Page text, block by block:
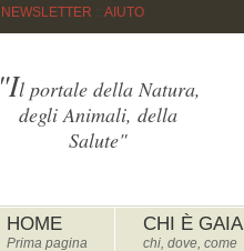
NEWSLETTER AIUTO
HOME
Prima pagina
CHI È GAIA
chi, dove, come
"Il portale della Natura,
degli Animali, della
Salute"